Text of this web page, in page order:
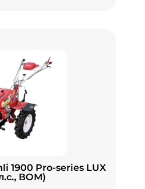
1900 Pro-series LUX
ВОМ)